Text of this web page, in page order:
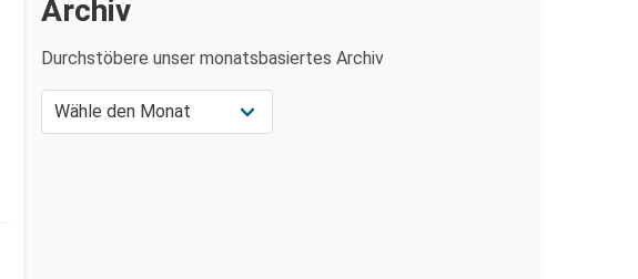
Archiv
Durchstöbere unser monatsbasiertes Archiv